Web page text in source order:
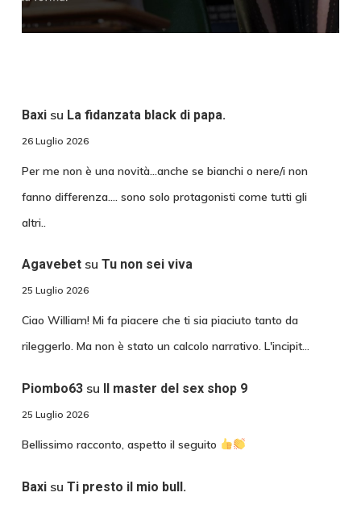
Baxisu La fidanzata black di papa.
26 Luglio 2026
Per me non è una novità...anche se bianchi o nere/i non
fanno differenza.... sono solo protagonisti come tutti gli
altri..
Agavebetsu Tu non sei viva
25 Luglio 2026
Ciao William! Mi fa piacere che ti sia piaciuto tanto da
rileggerlo. Ma non è stato un calcolo narrativo. L'incipit…
Piombo63su Il master del sex shop 9
25 Luglio 2026
Bellissimo racconto, aspetto il seguito
Baxisu Ti presto il mio bull.